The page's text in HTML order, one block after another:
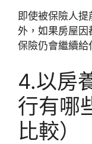
即使被保險人
外，如果房屋
保險仍會繼續給
4.以房
行有哪
比較）